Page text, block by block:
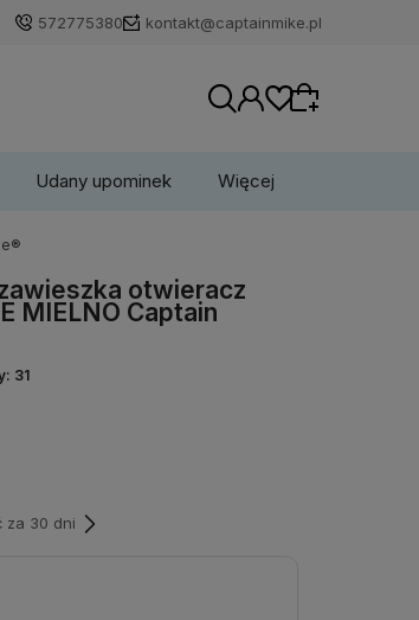
572775380 kontakt@captainmike.pl
dla siebie z naszej aktualnej
się, aby przywrócić dodane
listy z poprzedniej sesji.
Udany upominek Więcej
otwieracz
MIELNO Captain
31
za 30 dni